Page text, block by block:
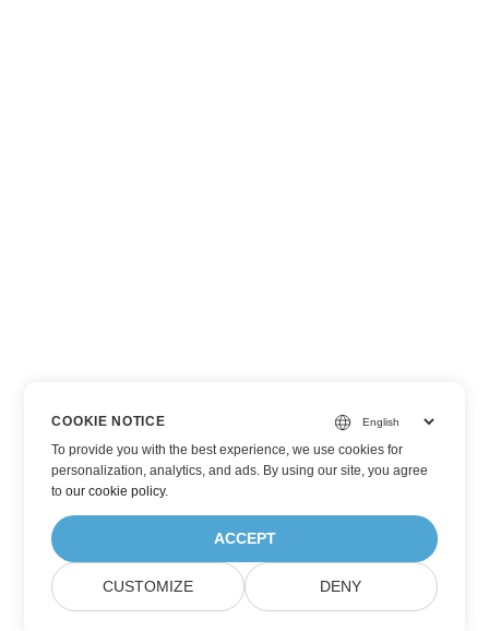
COOKIE NOTICE
To provide you with the best experience, we use cookies for
personalization, analytics, and ads. By using our site, you agree
toour cookie policy.
ACCEPT
CUSTOMIZE DENY